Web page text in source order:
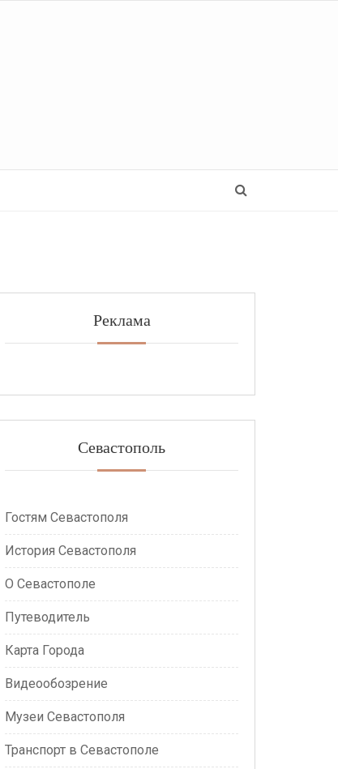
Реклама
Севастополь
Гостям Севастополя
История Севастополя
О Севастополе
Путеводитель
Карта Города
Видеообозрение
Музеи Севастополя
Транспорт в Севастополе